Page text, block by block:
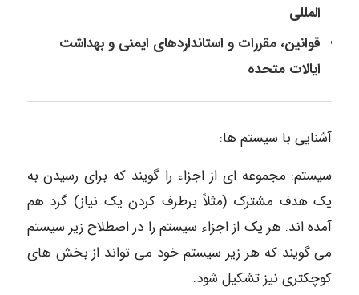
المللی
قوانین، مقررات و استانداردهای ایمنی و بهداشت
ایالات متحده
آشنایی با سیستم ها:
سیستم: مجموعه ای از اجزاء را گویند که برای رسیدن به
یک هدف مشترک (مثلاً برطرف کردن یک نیاز) گرد هم
آمده اند. هر یک از اجزاء سیستم را در اصطلاح زیر سیستم
می گویند که هر زیر سیستم خود می ­تواند از بخش های
کوچکتری نیز تشکیل شود.